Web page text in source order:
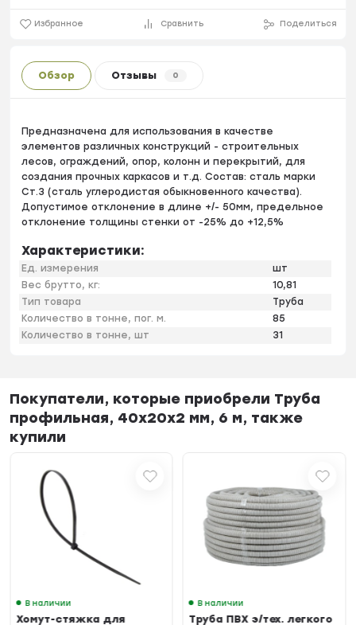
Избранное Сравнить Поделиться
Обзор Отзывы 0
Предназначена для использования в качестве
элементов различных конструкций - строительных
лесов, ограждений, опор, колонн и перекрытий, для
создания прочных каркасов и т.д. Состав: сталь марки
Ст.3 (сталь углеродистая обыкновенного качества).
Допустимое отклонение в длине +/- 50мм, предельное
отклонение толщины стенки от -25% до +12,5%
Характеристики:
Ед. измерения
шт
Вес брутто, кг:
10,81
Тип товара
Труба
Количество в тонне, пог. м.
85
Количество в тонне, шт
31
Покупатели, которые приобрели Труба
профильная, 40х20х2 мм, 6 м, также
купили
В наличии
Хомут-стяжка для
В наличии
Труба ПВХ э/тех. легкого